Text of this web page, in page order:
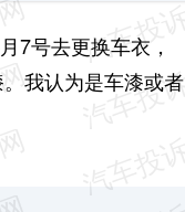
7号去更换车衣，
我认为是车漆或者